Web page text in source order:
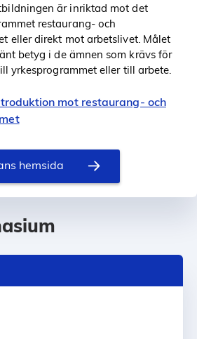
är inriktad mot det
restaurang- och
eller direkt mot arbetslivet. Målet
betyg i de ämnen som krävs för
yrkesprogrammet eller till arbete.
mot restaurang- och
hemsida